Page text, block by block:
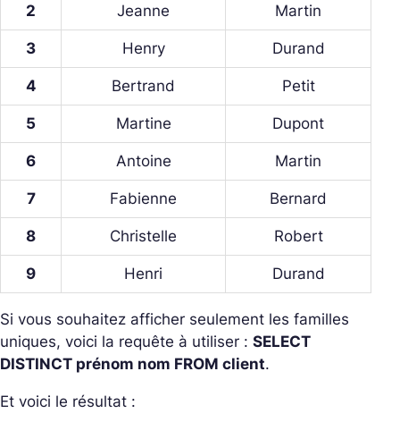
2 Jeanne Martin
3 Henry Durand
4 Bertrand Petit
5 Martine Dupont
6 Antoine Martin
7 Fabienne Bernard
8 Christelle Robert
9 Henri Durand
Si vous souhaitez afficher seulement les familles
uniques, voici la requête à utiliser : SELECT
DISTINCT prénom nom FROM client.
Et voici le résultat :